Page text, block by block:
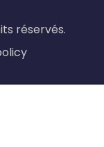
réservés.